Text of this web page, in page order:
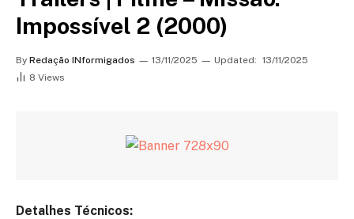
Impossível 2 (2000)
By Redação INformigados 13/11/2025 Updated: 13/11/2025
8 Views
Detalhes Técnicos: